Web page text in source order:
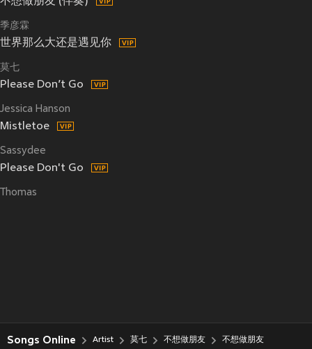
季彦霖
世界那么大还是遇见你
莫七
Please Don’t Go
Jessica Hanson
Mistletoe
Sassydee
Please Don't Go
Thomas
Songs Online Artist 莫七 不想做朋友 不想做朋友